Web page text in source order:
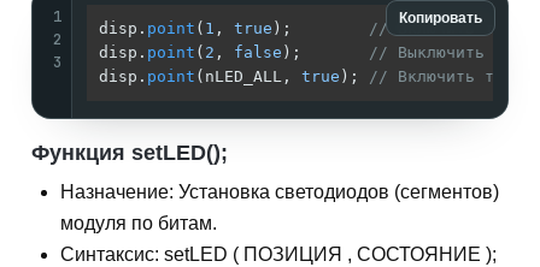
Копировать
1
2
3
disp. point ( 1 , true );
// Включить точку
disp. point ( 2 , false );
// Выключить
disp. point (nLED_ALL, true ); // Включить точки
Функция setLED();
Назначение: Установка светодиодов (сегментов)
модуля по битам.
Синтаксис: setLED ( ПОЗИЦИЯ , СОСТОЯНИЕ );